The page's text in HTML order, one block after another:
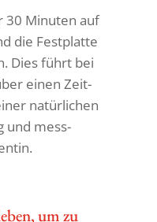
30 Minuten auf
die Fest­platte
Dies führt bei
einen Zeit­
natür­li­chen
und mess­
um zu